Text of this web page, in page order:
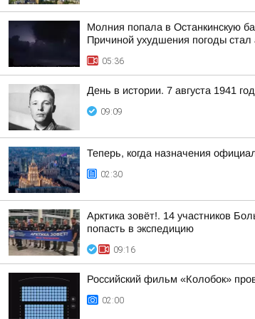
Молния попала в Останкинскую
Причиной ухудшения погоды
05:36
День в истории. 7 августа 1941
09:09
Теперь, когда назначения
02:30
Арктика зовёт!. 14 участников
попасть в экспедицию
09:16
Российский фильм «Колобок»
02:00